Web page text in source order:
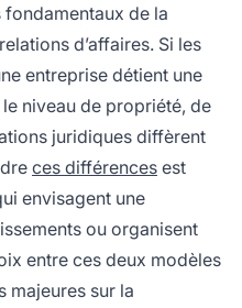
fondamentaux de la
d’affaires. Si les
entreprise détient une
niveau de propriété, de
juridiques diffèrent
ces différences est
envisagent une
ou organisent
entre ces deux modèles
majeures sur la